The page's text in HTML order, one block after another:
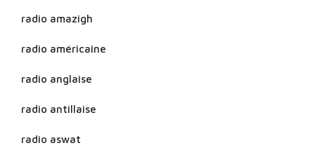
radio amazigh
radio américaine
radio anglaise
radio antillaise
radio aswat